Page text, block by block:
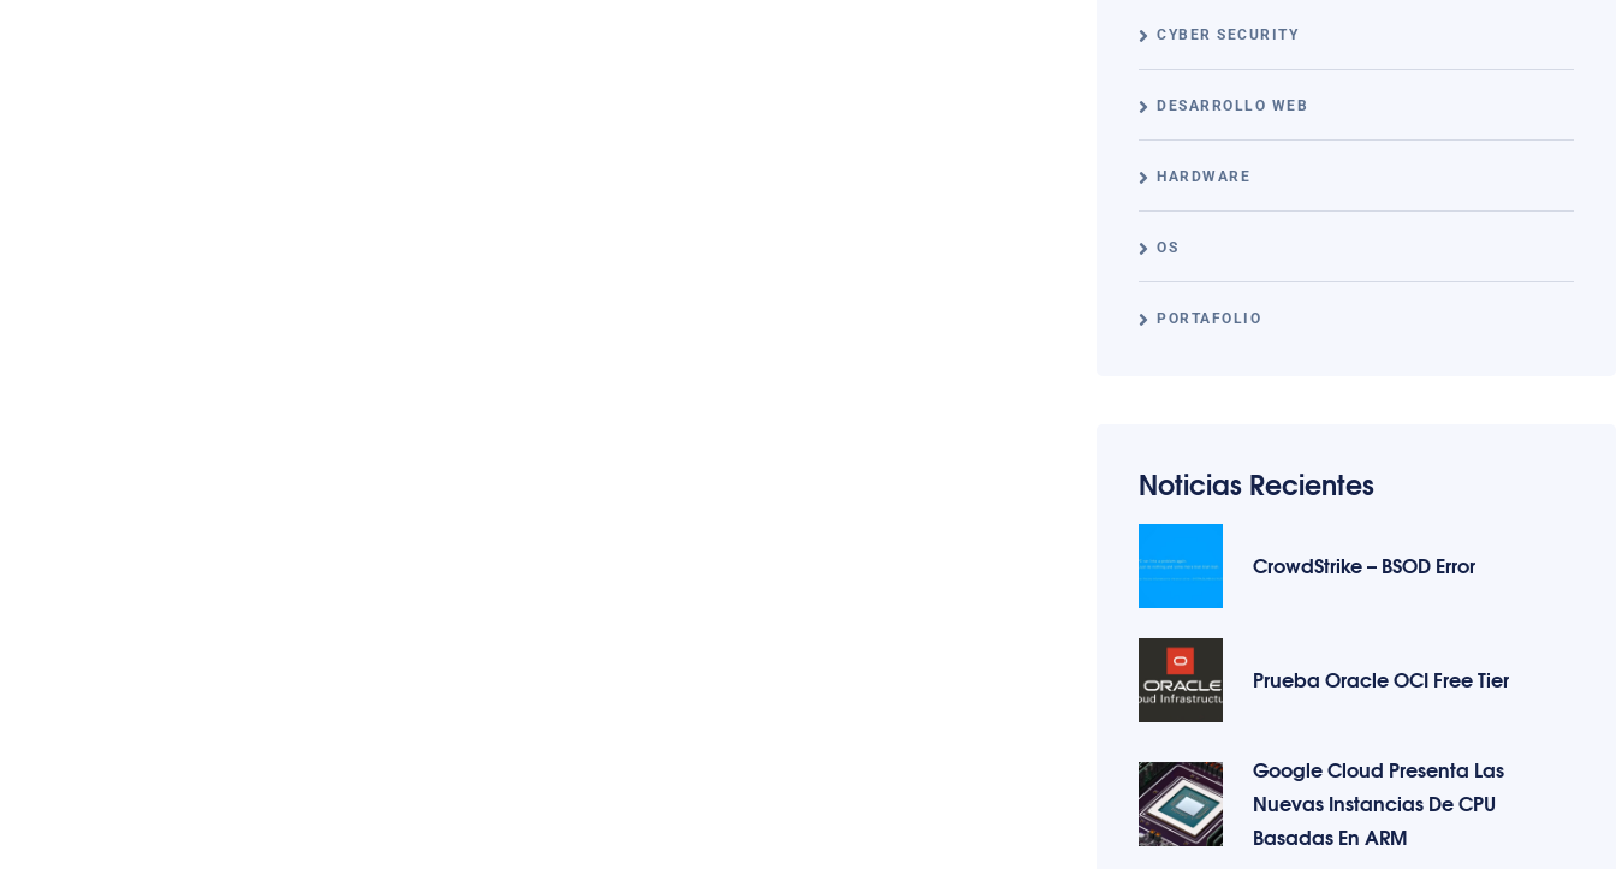
CYBER SECURITY
DESARROLLO WEB
HARDWARE
OS
PORTAFOLIO
Noticias Recientes
CrowdStrike – BSOD Error
Prueba Oracle OCI Free Tier
Google Cloud Presenta Las
Nuevas Instancias De CPU
Basadas En ARM